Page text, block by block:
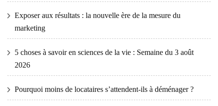
Exposer aux résultats : la nouvelle ère de la mesure du
marketing
5 choses à savoir en sciences de la vie : Semaine du 3 août
2026
Pourquoi moins de locataires s’attendent-ils à déménager ?